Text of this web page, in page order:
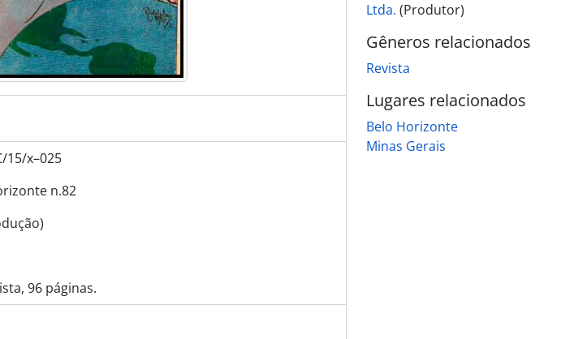
15/x–025
n.82
96 páginas.
Ltda. (Produtor)
Gêneros relacionados
Revista
Lugares relacionados
Belo Horizonte
Minas Gerais